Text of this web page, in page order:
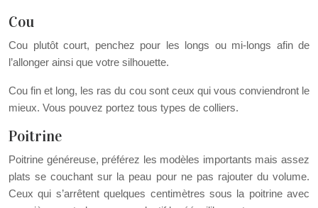
Cou
Cou plutôt court, penchez pour les longs ou mi-longs afin de
l’allonger ainsi que votre silhouette.
Cou fin et long, les ras du cou sont ceux qui vous conviendront le
mieux. Vous pouvez portez tous types de colliers.
Poitrine
Poitrine généreuse, préférez les modèles importants mais assez
plats se couchant sur la peau pour ne pas rajouter du volume.
Ceux qui s’arrêtent quelques centimètres sous la poitrine avec